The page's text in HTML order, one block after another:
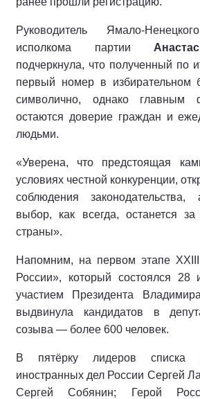
Руководитель Ямало-
исполкома партии
подчеркнула, что полученный по
первый номер в избирательном
символично, однако главным
остаются доверие граждан и
людьми.
«Уверена, что предстоящая
условиях честной конкуренции,
соблюдения законодательства,
выбор, как всегда, останется
страны».
Напомним, на первом этапе
России», который состоялся
участием Президента
выдвинула кандидатов в
созыва — более 600 человек.
В пятёрку лидеров списка
иностранных дел России Сергей
Сергей Собянин; Герой